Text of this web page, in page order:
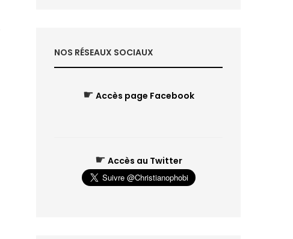
NOS RÉSEAUX SOCIAUX
☛ Accès page Facebook
☛ Accès au Twitter